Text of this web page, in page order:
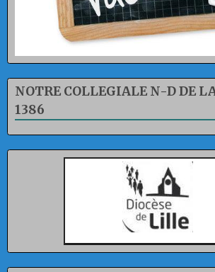
NOTRE COLLEGIALE N-D DE
1386